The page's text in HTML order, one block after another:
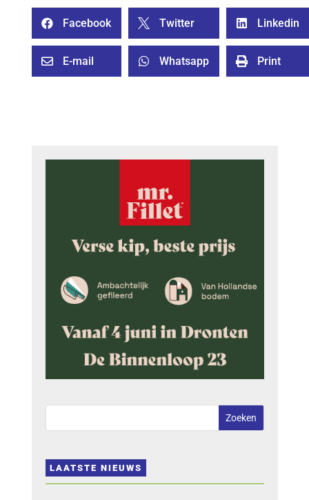
 Facebook  Twitter  Linkedin
 E-mail  Whatsapp  Print
LAATSTE NIEUWS